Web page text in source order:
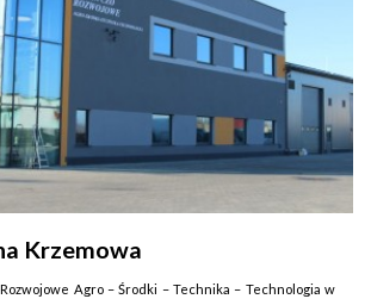
Krzemowa
Agro – Środki – Technika – Technologia w